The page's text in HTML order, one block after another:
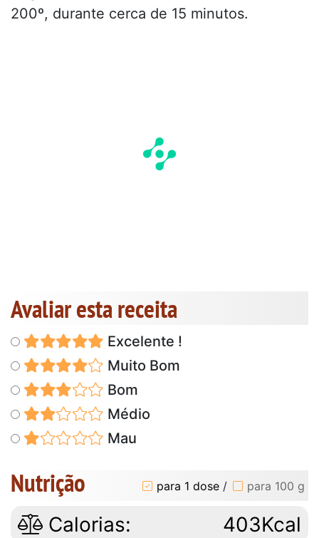
200º, durante cerca de 15 minutos.
Avaliar esta receita
Excelente !
Muito Bom
Bom
Médio
Mau
Nutrição para 1 dose / para 100 g
Calorias: 403Kcal